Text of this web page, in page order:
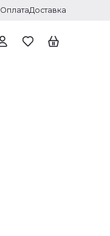
ОплатаДоставка